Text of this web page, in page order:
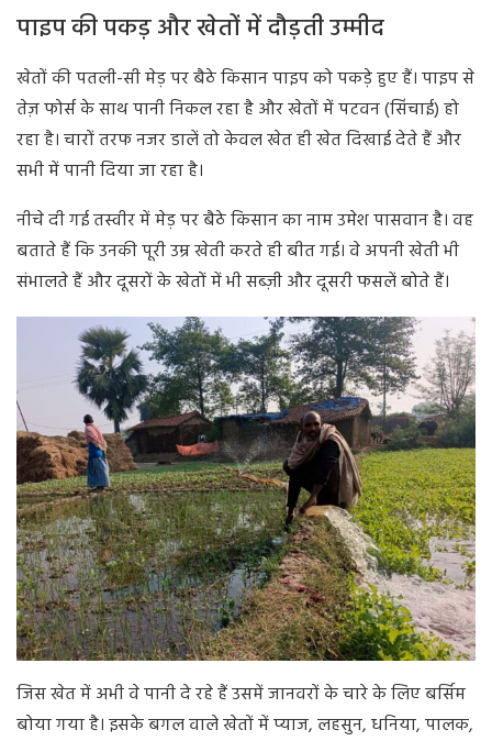
पाइप की पकड़ और खेतों में दौड़ती उम्मीद
खेतों की पतली-सी मेड़ पर बैठे किसान पाइप को पकड़े हुए हैं। पाइप से
तेज़ फोर्स के साथ पानी निकल रहा है और खेतों में पटवन (सिंचाई) हो
रहा है। चारों तरफ नजर डालें तो केवल खेत ही खेत दिखाई देते हैं और
सभी में पानी दिया जा रहा है।
नीचे दी गई तस्वीर में मेड़ पर बैठे किसान का नाम उमेश पासवान है। वह
बताते हैं कि उनकी पूरी उम्र खेती करते ही बीत गई। वे अपनी खेती भी
संभालते हैं और दूसरों के खेतों में भी सब्ज़ी और दूसरी फसलें बोते हैं।
जिस खेत में अभी वे पानी दे रहे हैं उसमें जानवरों के चारे के लिए बर्सिम
बोया गया है। इसके बगल वाले खेतों में प्याज, लहसुन, धनिया, पालक,